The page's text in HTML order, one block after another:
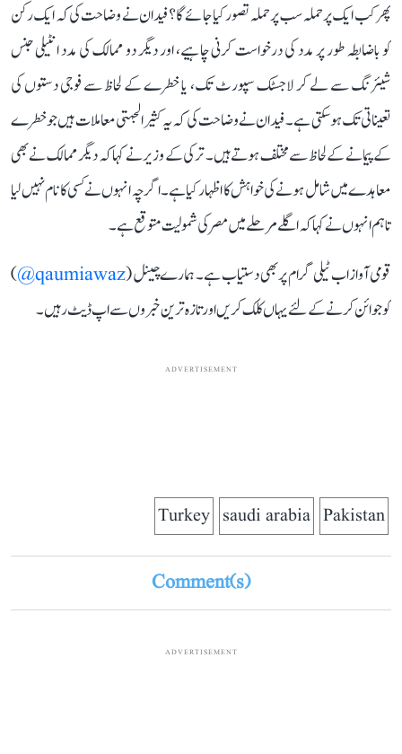
پھر کب ایک پر حملہ سب پر حملہ تصور کیا جائے گا؟ فیدان نے وضاحت کی کہ ایک رکن
کو باضابطہ طور پر مدد کی درخواست کرنی چاہیے، اور دیگر دو ممالک کی مدد انٹیلی جنس
شیئرنگ سے لے کر لاجسٹک سپورٹ تک، یا خطرے کے لحاظ سے فوجی دستوں کی
تعیناتی تک ہوسکتی ہے۔ فیدان نے وضاحت کی کہ یہ کثیر الجہتی معاملات ہیں جو خطرے
کے پیمانے کے لحاظ سے مختلف ہوتے ہیں۔ ترکی کے وزیر نے کہا کہ دیگر ممالک نے بھی
معاہدے میں شامل ہونے کی خواہش کا اظہار کیا ہے۔ اگرچہ انہوں نے کسی کا نام نہیں لیا
تاہم انہوں نے کہا کہ اگلے مرحلے میں مصر کی شمولیت متوقع ہے۔
قومی آواز اب ٹیلی گرام پر بھی دستیاب ہے۔ ہمارے چینل (qaumiawaz@
)
کو جوائن کرنے کے لئے یہاں کلک کریں اور تازہ ترین خبروں سے اپ ڈیٹ رہیں۔
ADVERTISEMENT
Pakistan
saudi arabia
Turkey
Comment(s)
ADVERTISEMENT